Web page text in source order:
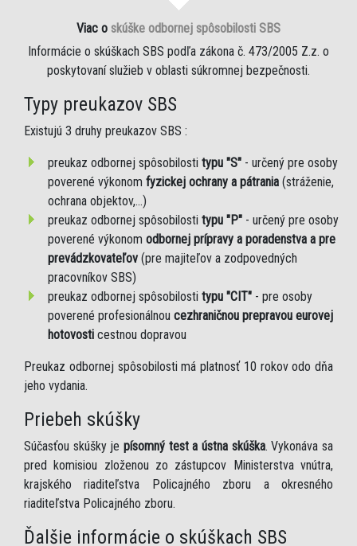
Viac o skúške odbornej spôsobilosti SBS
Informácie o skúškach SBS podľa zákona č. 473/2005 Z.z. o
poskytovaní služieb v oblasti súkromnej bezpečnosti.
Typy preukazov SBS
Existujú 3 druhy preukazov SBS :
preukaz odbornej spôsobilosti typu "S" - určený pre osoby
poverené výkonom fyzickej ochrany a pátrania (stráženie,
ochrana objektov,...)
preukaz odbornej spôsobilosti typu "P" - určený pre osoby
poverené výkonom odbornej prípravy a poradenstva a pre
prevádzkovateľov (pre majiteľov a zodpovedných
pracovníkov SBS)
preukaz odbornej spôsobilosti typu "CIT" - pre osoby
poverené profesionálnou cezhraničnou prepravou eurovej
hotovosti cestnou dopravou
Preukaz odbornej spôsobilosti má platnosť 10 rokov odo dňa
jeho vydania.
Priebeh skúšky
Súčasťou skúšky je písomný test a ústna skúška. Vykonáva sa
pred komisiou zloženou zo zástupcov Ministerstva vnútra,
krajského riaditeľstva Policajného zboru a okresného
riaditeľstva Policajného zboru.
Ďalšie informácie o skúškach SBS